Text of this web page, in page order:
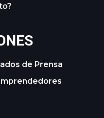
de Prensa